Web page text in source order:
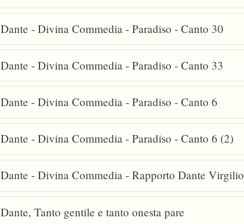
Dante - Divina Commedia - Paradiso - Canto 30
Dante - Divina Commedia - Paradiso - Canto 33
Dante - Divina Commedia - Paradiso - Canto 6
Dante - Divina Commedia - Paradiso - Canto 6 (2)
Dante - Divina Commedia - Rapporto Dante Virgilio
Dante, Tanto gentile e tanto onesta pare